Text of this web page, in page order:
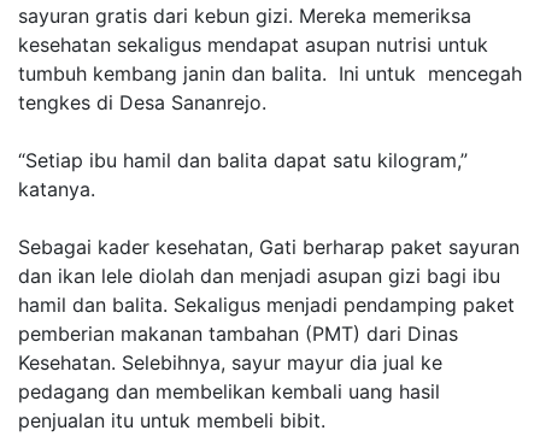
sayuran gratis dari kebun gizi. Mereka memeriksa
kesehatan sekaligus mendapat asupan nutrisi untuk
tumbuh kembang janin dan balita. Ini untuk mencegah
tengkes di Desa Sananrejo.
“Setiap ibu hamil dan balita dapat satu kilogram,”
katanya.
Sebagai kader kesehatan, Gati berharap paket sayuran
dan ikan lele diolah dan menjadi asupan gizi bagi ibu
hamil dan balita. Sekaligus menjadi pendamping paket
pemberian makanan tambahan (PMT) dari Dinas
Kesehatan. Selebihnya, sayur mayur dia jual ke
pedagang dan membelikan kembali uang hasil
penjualan itu untuk membeli bibit.